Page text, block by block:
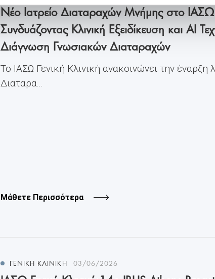
Νέο Ιατρείο Διαταραχών Μνήμης στο ΙΑΣΩ
Συνδυάζοντας Κλινική Εξειδίκευση και AI
Διάγνωση Γνωσιακών Διαταραχών
Το ΙΑΣΩ Γενική Κλινική ανακοινώνει την έναρξη
Διαταρα...
Μάθετε Περισσότερα
ΓΕΝΙΚΗ ΚΛΙΝΙΚΗ 03/06/2026